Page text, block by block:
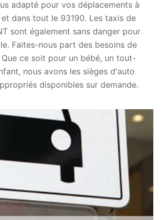
adapté pour vos déplacements à
dans tout le 93190. Les taxis de
sont également sans danger pour
Faites-nous part des besoins de
ce soit pour un bébé, un tout-
nous avons les sièges d'auto
disponibles sur demande.